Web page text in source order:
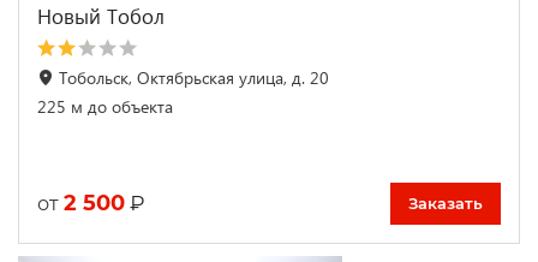
Новый Тобол
Тобольск, Октябрьская улица, д. 20
225 м до объекта
от 2 500 ₽ Заказать